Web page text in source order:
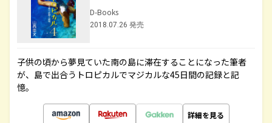
D-Books
2018.07.26 発売
子供の頃から夢見ていた南の島に滞在することになった筆者
が、島で出合うトロピカルでマジカルな45日間の記録と記
憶。
詳細を見る